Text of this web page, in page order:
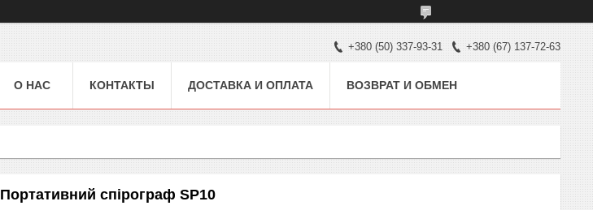
+380 (50) 337-93-31 +380 (67) 137-72-63
О НАС КОНТАКТЫ ДОСТАВКА И ОПЛАТА ВОЗВРАТ И ОБМЕН
Портативний спірограф SP10